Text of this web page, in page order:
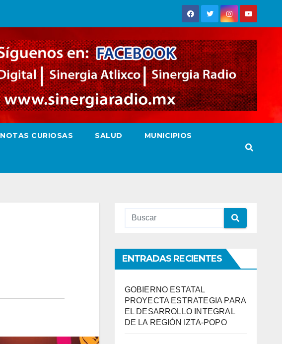
NOTAS CURIOSAS SALUD MUNICIPIOS
ENTRADAS RECIENTES
GOBIERNO ESTATAL
PROYECTA ESTRATEGIA PARA
EL DESARROLLO INTEGRAL
DE LA REGIÓN IZTA-POPO